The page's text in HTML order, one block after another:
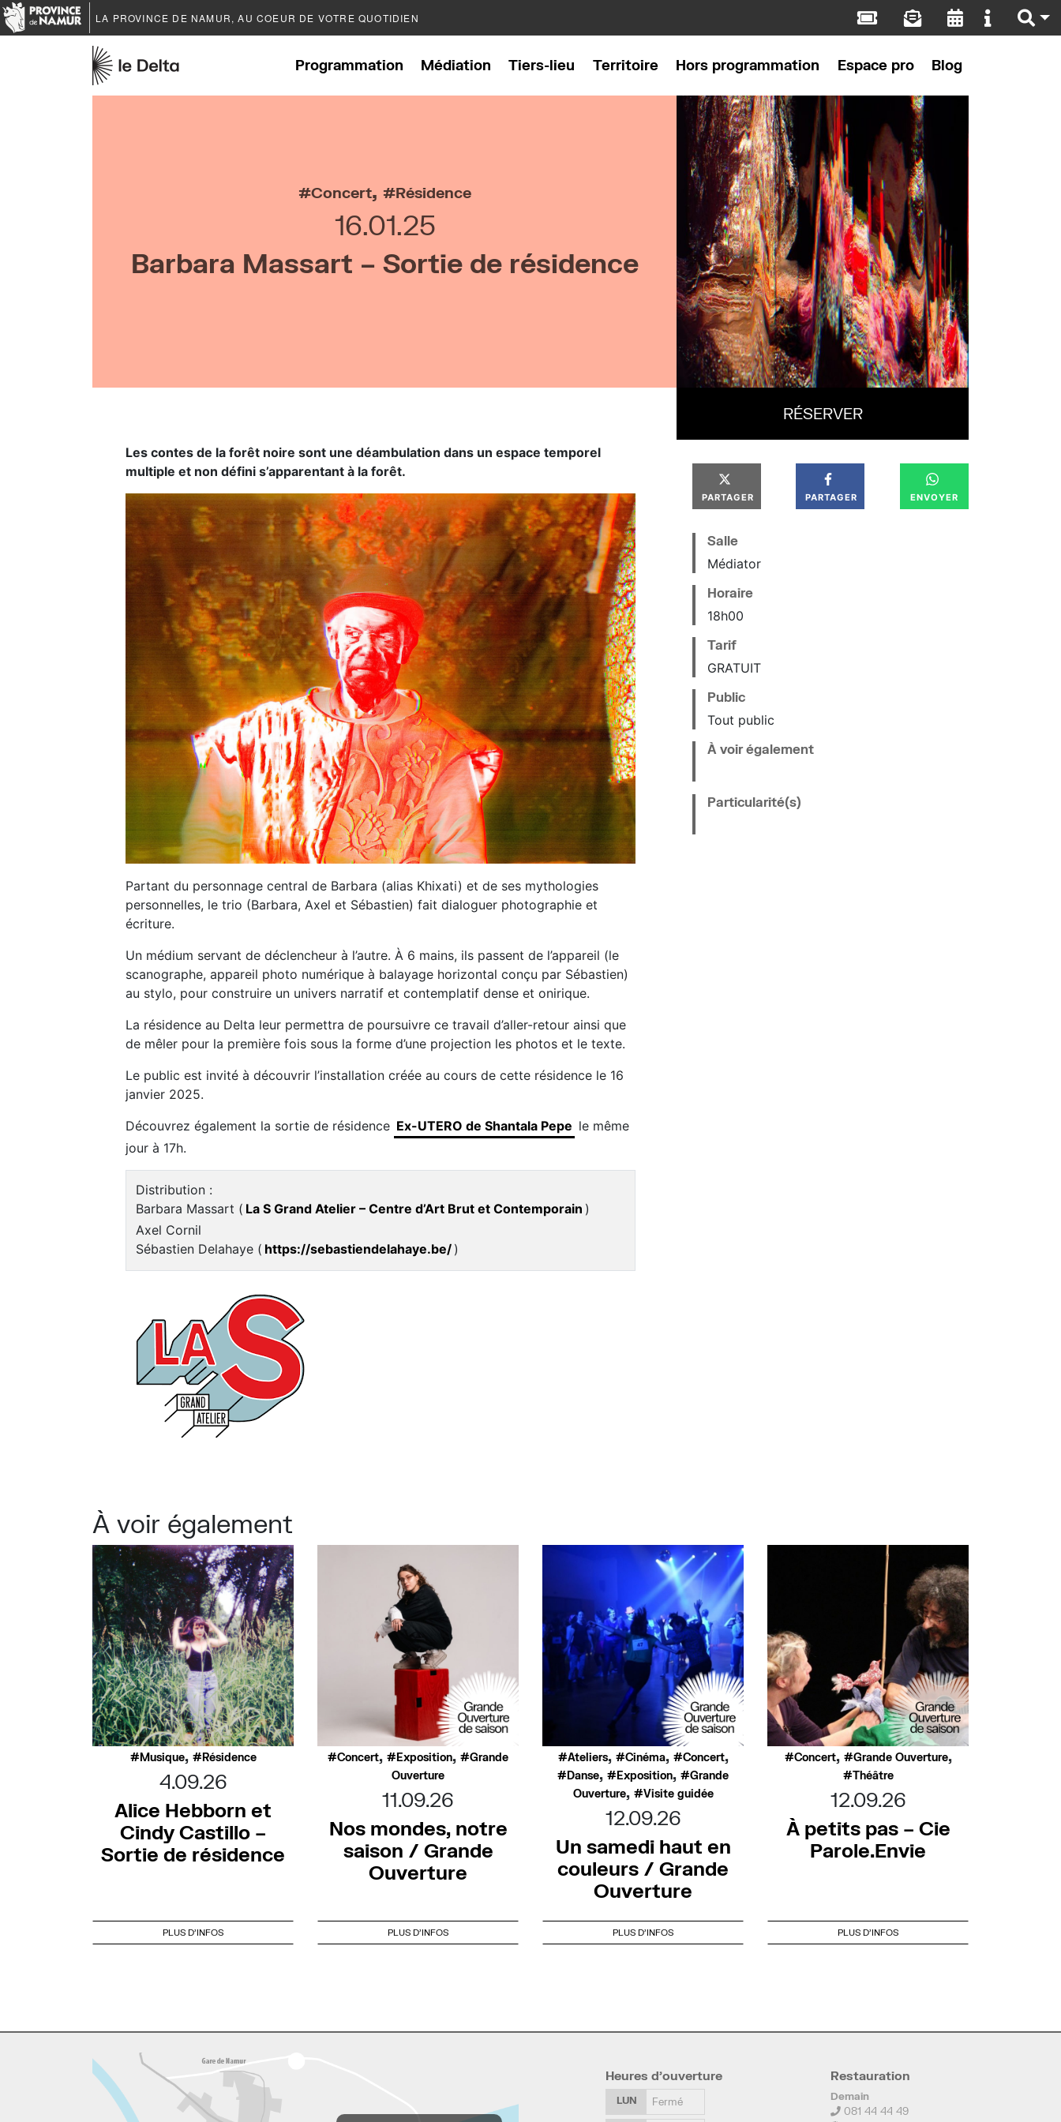
LA PROVINCE DE NAMUR, AU COEUR DE VOTRE QUOTIDIEN
Programmation Médiation Tiers-lieu Territoire Hors programmation Espace pro Blog
Concert, Résidence
16.01.25
Barbara Massart – Sortie de résidence
Les contes de la forêt noire sont une déambulation dans un espace temporel
multiple et non défini s’apparentant à la forêt.
Partant du personnage central de Barbara (alias Khixati) et de ses mythologies
personnelles, le trio (Barbara, Axel et Sébastien) fait dialoguer photographie et
écriture.
Un médium servant de déclencheur à l’autre. À 6 mains, ils passent de l’appareil (le
scanographe, appareil photo numérique à balayage horizontal conçu par Sébastien)
au stylo, pour construire un univers narratif et contemplatif dense et onirique.
La résidence au Delta leur permettra de poursuivre ce travail d’aller-retour ainsi que
de mêler pour la première fois sous la forme d’une projection les photos et le texte.
Le public est invité à découvrir l’installation créée au cours de cette résidence le 16
janvier 2025.
Découvrez également la sortie de résidence Ex-UTERO de Shantala Pepe le même
jour à 17h.
Distribution :
Barbara Massart ( La S Grand Atelier – Centre d’Art Brut et Contemporain )
Axel Cornil
Sébastien Delahaye ( https://sebastiendelahaye.be/ )
RÉSERVER
PARTAGER PARTAGER ENVOYER
Salle
Médiator
Horaire
18h00
Tarif
GRATUIT
Public
Tout public
À voir également
Particularité(s)
À voir également
Musique, Résidence
4.09.26
Alice Hebborn et
Cindy Castillo –
Sortie de résidence
PLUS D'INFOS
Concert, Exposition,
Grande
Ouverture
11.09.26
Nos mondes, notre
saison / Grande
Ouverture
PLUS D'INFOS
Ateliers, Cinéma, Concert,
Danse, Exposition,
Grande
Ouverture, Visite guidée
12.09.26
Un samedi haut en
couleurs / Grande
Ouverture
PLUS D'INFOS
Concert, Grande Ouverture,
Théâtre
12.09.26
À petits pas – Cie
Parole.Envie
PLUS D'INFOS
Heures d’ouverture
LUN Fermé
Restauration
Demain
081 44 44 49